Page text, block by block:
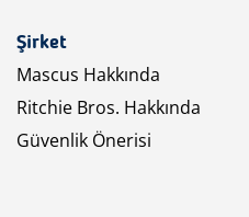
Şirket
Mascus Hakkında
Ritchie Bros. Hakkında
Güvenlik Önerisi